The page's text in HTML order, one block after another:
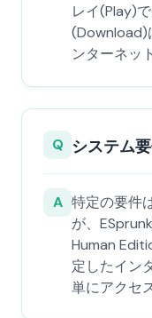
レイ(Play)
(Download)
ンターネッ
Q システム
A 特定の要件
が、
Human
定したイン
単にアクセ